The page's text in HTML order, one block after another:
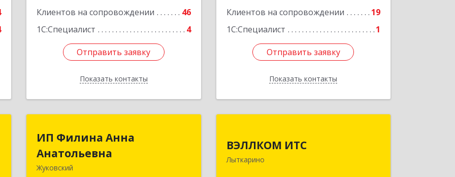
Клиентов на сопровождении
46
1С:Специалист
4
Отправить заявку
Показать контакты
Отправить заявку
Назад
Клиентов на сопровождении
19
1С:Специалист
1
Отправить заявку
Показать контакты
Подробнее
Отправить заявку
Назад
ИП Филина Анна
Анатольевна
Жуковский
Анатольевна
140180, Московская обл, Жуковский г,
ВЭЛЛКОМ ИТС
Лыткарино
г.о., Лыткарино г, Первомайская ул,